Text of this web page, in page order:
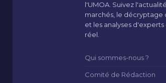
l'UMOA. Suivez
marchés, le décryptage
et les analyses
réel.
Qui sommes-nous ?
Comité de Rédaction